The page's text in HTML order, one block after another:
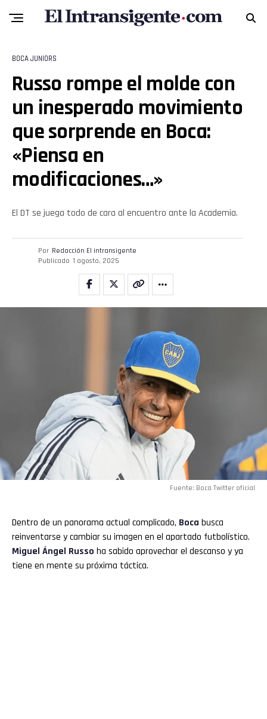
BOCA JUNIORS
Russo rompe el molde con
un inesperado movimiento
que sorprende en Boca:
«Piensa en
modificaciones…»
El DT se juega todo de cara al encuentro ante la Academia.
Por Redacción El intransigente
Publicado 1 agosto, 2025
Fuente: Boca Twitter oficial
Dentro de un panorama actual complicado, Boca busca
reinventarse y cambiar su imagen en el apartado futbolístico.
Miguel Ángel Russo ha sabido aprovechar el descanso y ya
tiene en mente su próxima táctica.